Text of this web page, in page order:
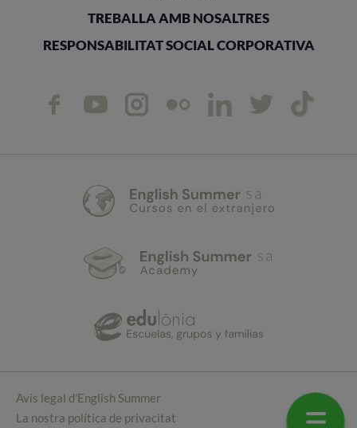
TREBALLA AMB NOSALTRES
RESPONSABILITAT SOCIAL CORPORATIVA
Avís legal d'English Summer
La nostra política de privacitat